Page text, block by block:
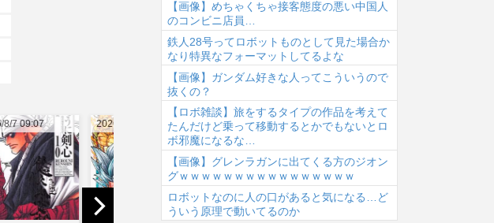
2026/8/7 08:53 2026/8/7 08:49 2026/8/7 08:25 2026/8/7 07:25
【画像】めちゃくちゃ接客態度の悪い中国人
のコンビニ店員…
鉄人28号ってロボットものとして見た場合か
なり特異なフォーマットしてるよな
【画像】ガンダム好きな人ってこういうので
抜くの？
【ロボ雑談】旅をするタイプの作品を考えて
たんだけど乗って移動するとかでもないとロ
ボ邪魔になるな…
【画像】グレンラガンに出てくる方のジオン
グｗｗｗｗｗｗｗｗｗｗｗｗｗｗｗｗ
ロボットなのに人の口があると気になる…ど
ういう原理で動いてるのか